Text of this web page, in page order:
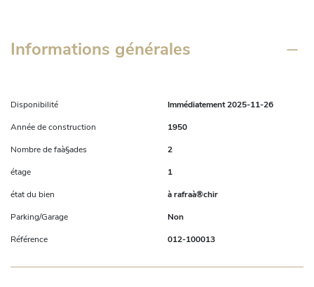
Informations générales
Disponibilité
Immédiatement 2025-11-26
Année de construction
1950
Nombre de faà§ades
2
étage
1
état du bien
à rafraà®chir
Parking/Garage
Non
Référence
012-100013